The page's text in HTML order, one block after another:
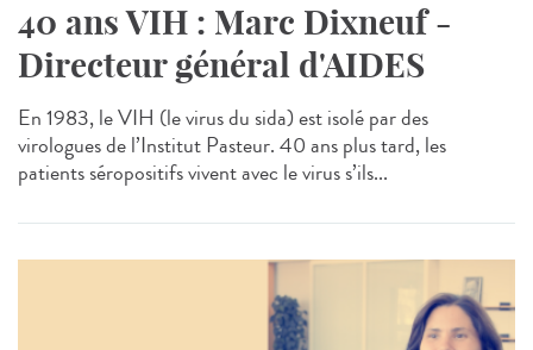
40 ans VIH : Marc Dixneuf -
Directeur général d'AIDES
En 1983, le VIH (le virus du sida) est isolé par des
virologues de l’Institut Pasteur. 40 ans plus tard, les
patients séropositifs vivent avec le virus s’ils...